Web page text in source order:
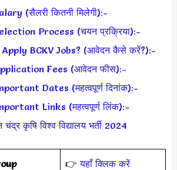
(सैलरी कितनी मिलेगी):-
Process (चयन प्रक्रिया):-
BCKV Jobs? (आवेदन कैसे करें?):-
Fees (आवेदन फीस):-
Dates (महत्वपूर्ण दिनांक):-
Links (महत्वपूर्ण लिंक):–
चंद्र कृषि विश्व विद्यालय भर्ती 2024
👉यहाँ क्लिक करें